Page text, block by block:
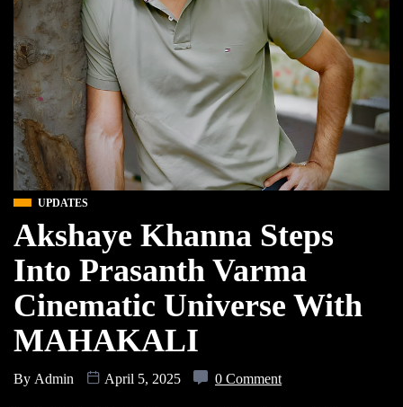
UPDATES
Akshaye Khanna Steps
Into Prasanth Varma
Cinematic Universe With
MAHAKALI
By Admin April 5, 2025 0 Comment